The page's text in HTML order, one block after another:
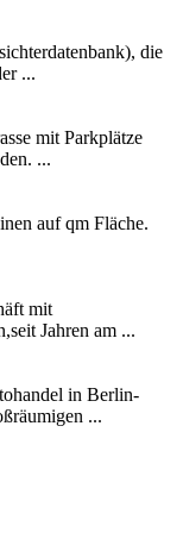
die
...
mit Parkplätze
...
auf qm Fläche.
mit
Jahren am ...
in Berlin-
...